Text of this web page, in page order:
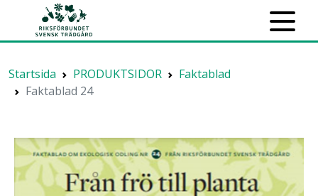
Startsida PRODUKTSIDOR
Faktablad
Faktablad 24